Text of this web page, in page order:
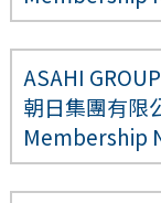
ASAHI
朝日集團有限
Membership